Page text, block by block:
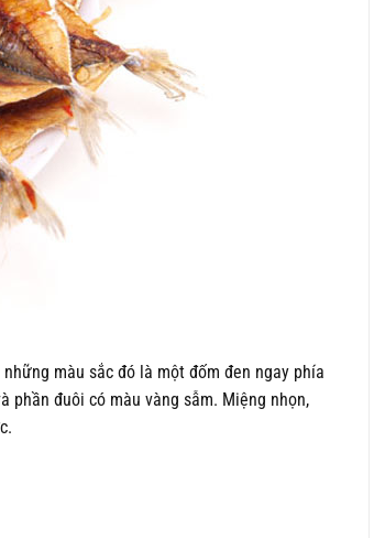
màu sắc đó là một đốm đen ngay phía
phần đuôi có màu vàng sẫm. Miệng nhọn,